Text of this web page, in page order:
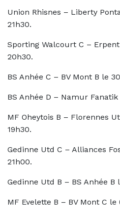
Union Rhisnes – Liberty
21h30.
Sporting Walcourt C –
20h30.
BS Anhée C – BV Mont B le
BS Anhée D – Namur
MF Oheytois B – Florennes
19h30.
Gedinne Utd C – Alliances
21h00.
Gedinne Utd B – BS Anhée
MF Evelette B – BV Mont C